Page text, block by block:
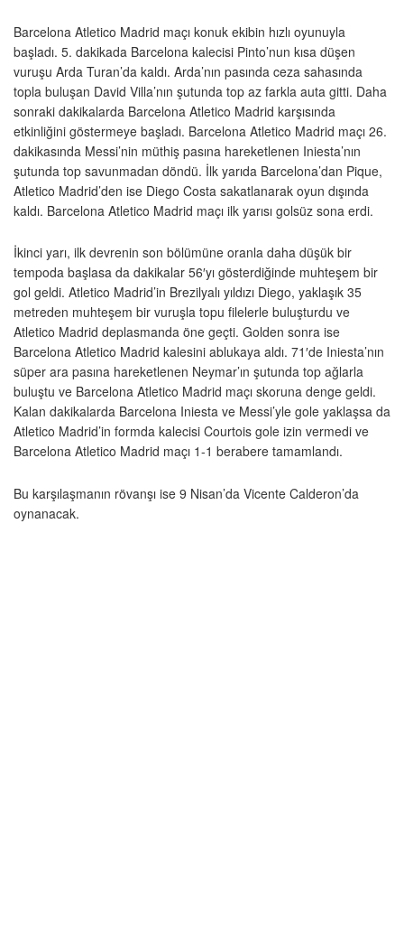
Barcelona Atletico Madrid maçı konuk ekibin hızlı oyunuyla
başladı. 5. dakikada Barcelona kalecisi Pinto’nun kısa düşen
vuruşu Arda Turan’da kaldı. Arda’nın pasında ceza sahasında
topla buluşan David Villa’nın şutunda top az farkla auta gitti. Daha
sonraki dakikalarda Barcelona Atletico Madrid karşısında
etkinliğini göstermeye başladı. Barcelona Atletico Madrid maçı 26.
dakikasında Messi’nin müthiş pasına hareketlenen Iniesta’nın
şutunda top savunmadan döndü. İlk yarıda Barcelona’dan Pique,
Atletico Madrid’den ise Diego Costa sakatlanarak oyun dışında
kaldı. Barcelona Atletico Madrid maçı ilk yarısı golsüz sona erdi.
İkinci yarı, ilk devrenin son bölümüne oranla daha düşük bir
tempoda başlasa da dakikalar 56′yı gösterdiğinde muhteşem bir
gol geldi. Atletico Madrid’in Brezilyalı yıldızı Diego, yaklaşık 35
metreden muhteşem bir vuruşla topu filelerle buluşturdu ve
Atletico Madrid deplasmanda öne geçti. Golden sonra ise
Barcelona Atletico Madrid kalesini ablukaya aldı. 71′de Iniesta’nın
süper ara pasına hareketlenen Neymar’ın şutunda top ağlarla
buluştu ve Barcelona Atletico Madrid maçı skoruna denge geldi.
Kalan dakikalarda Barcelona Iniesta ve Messi’yle gole yaklaşsa da
Atletico Madrid’in formda kalecisi Courtois gole izin vermedi ve
Barcelona Atletico Madrid maçı 1-1 berabere tamamlandı.
Bu karşılaşmanın rövanşı ise 9 Nisan’da Vicente Calderon’da
oynanacak.